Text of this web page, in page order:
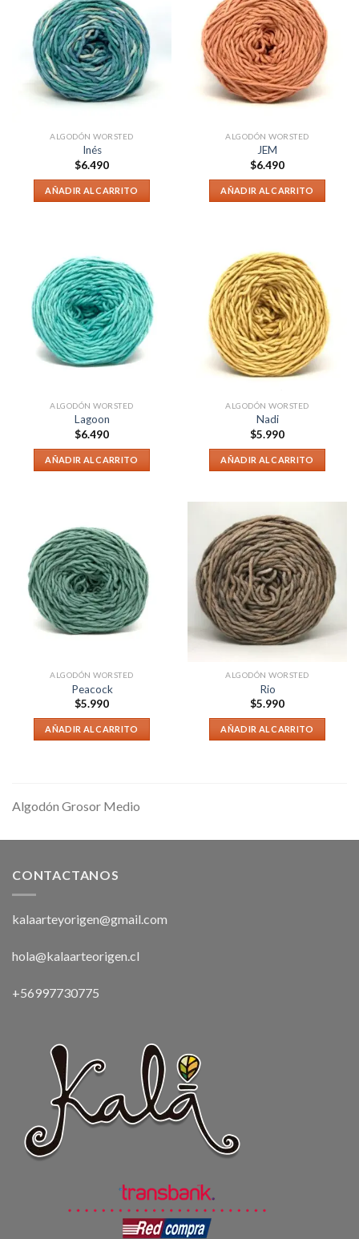
ALGODÓN WORSTED
Inés
$6.490
AÑADIR AL CARRITO
ALGODÓN WORSTED
JEM
$6.490
AÑADIR AL CARRITO
ALGODÓN WORSTED
Lagoon
$6.490
AÑADIR AL CARRITO
ALGODÓN WORSTED
Nadi
$5.990
AÑADIR AL CARRITO
ALGODÓN WORSTED
Peacock
$5.990
AÑADIR AL CARRITO
ALGODÓN WORSTED
Rio
$5.990
AÑADIR AL CARRITO
Algodón Grosor Medio
CONTACTANOS
kalaarteyorigen@gmail.com
hola@kalaarteorigen.cl
+56997730775